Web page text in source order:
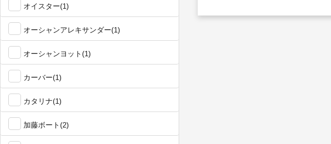
オイスター(1)
オーシャンアレキサンダー(1)
オーシャンヨット(1)
カーバー(1)
カタリナ(1)
加藤ボート(2)